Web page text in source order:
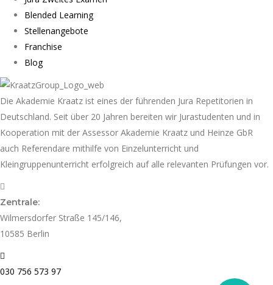
Blended Learning
Stellenangebote
Franchise
Blog
Die Akademie Kraatz ist eines der führenden Jura Repetitorien in
Deutschland. Seit über 20 Jahren bereiten wir Jurastudenten und in
Kooperation mit der Assessor Akademie Kraatz und Heinze GbR
auch Referendare mithilfe von Einzelunterricht und
Kleingruppenunterricht erfolgreich auf alle relevanten Prüfungen vor.
Zentrale:
Wilmersdorfer Straße 145/146,
10585 Berlin
030 756 573 97